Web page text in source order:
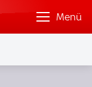
Menü